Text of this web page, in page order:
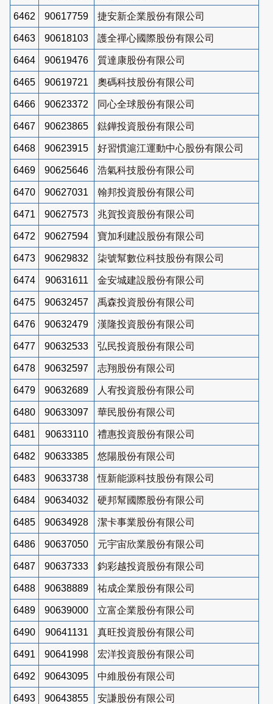
6462 90617759 捷安新企業股份有限公司
6463 90618103 護全禪心國際股份有限公司
6464 90619476 質達康股份有限公司
6465 90619721 奧碼科技股份有限公司
6466 90623372 同心全球股份有限公司
6467 90623865 鍅鏵投資股份有限公司
6468 90623915 好習慣滬江運動中心股份有限公司
6469 90625646 浩氣科技股份有限公司
6470 90627031 翰邦投資股份有限公司
6471 90627573 兆賀投資股份有限公司
6472 90627594 寶加利建設股份有限公司
6473 90629832 柒號幫數位科技股份有限公司
6474 90631611 金安城建設股份有限公司
6475 90632457 禹森投資股份有限公司
6476 90632479 漢隆投資股份有限公司
6477 90632533 弘民投資股份有限公司
6478 90632597 志翔股份有限公司
6479 90632689 人宥投資股份有限公司
6480 90633097 華民股份有限公司
6481 90633110 禮惠投資股份有限公司
6482 90633385 悠陽股份有限公司
6483 90633738 恆新能源科技股份有限公司
6484 90634032 硬邦幫國際股份有限公司
6485 90634928 潔卡事業股份有限公司
6486 90637050 元宇宙欣業股份有限公司
6487 90637333 鈞彩越投資股份有限公司
6488 90638889 祐成企業股份有限公司
6489 90639000 立富企業股份有限公司
6490 90641131 真旺投資股份有限公司
6491 90641998 宏洋投資股份有限公司
6492 90643095 中維股份有限公司
6493 90643855 安謙股份有限公司